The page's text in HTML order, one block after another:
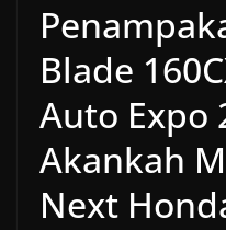
Blade
Auto Expo
Akankah
Next